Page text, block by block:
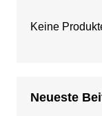
Keine
Neueste